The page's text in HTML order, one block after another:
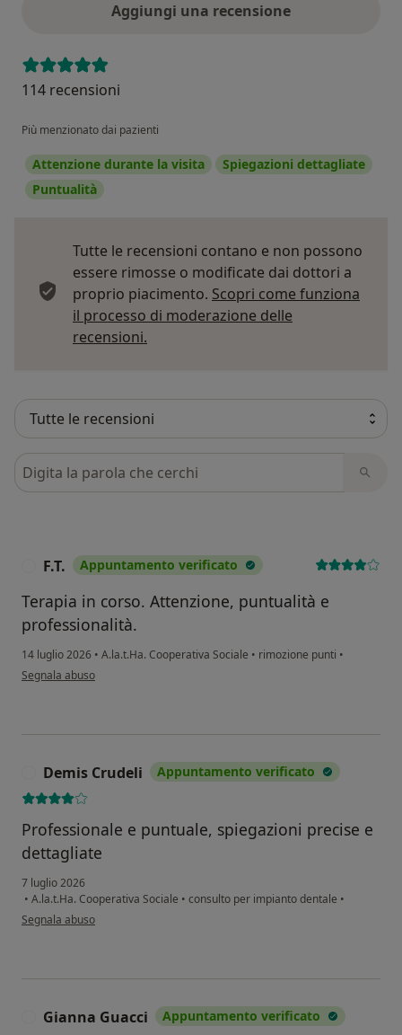
Aggiungi una recensione
114 recensioni
Più menzionato dai pazienti
Attenzione durante la visita
Spiegazioni dettagliate
Puntualità
Tutte le recensioni contano e non possono
essere rimosse o modificate dai dottori a
proprio piacimento. Scopri come funziona
il processo di moderazione delle
recensioni.
Cerca nelle recensioni
F.T. Appuntamento verificato
Terapia in corso. Attenzione, puntualità e
professionalità.
14 luglio 2026 • A.la.t.Ha. Cooperativa Sociale • rimozione punti •
secondo l'opinione dell'utente F.T.
Segnala abuso
Demis Crudeli Appuntamento verificato
Professionale e puntuale, spiegazioni precise e
dettagliate
7 luglio 2026
• A.la.t.Ha. Cooperativa Sociale • consulto per impianto dentale •
secondo l'opinione dell'utente Demis Crudeli
Segnala abuso
Gianna Guacci Appuntamento verificato